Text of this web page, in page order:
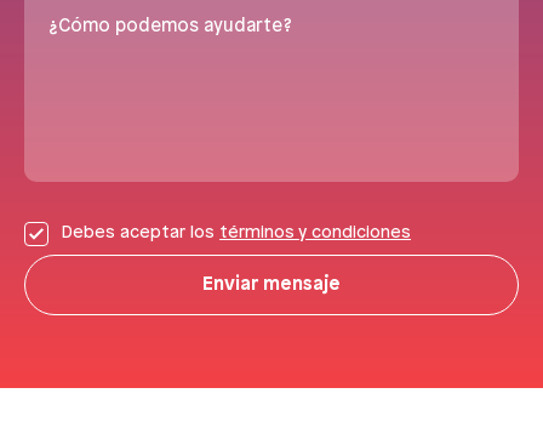
¿Cómo podemos ayudarte?
Debes aceptar los términos y condiciones
Enviar mensaje